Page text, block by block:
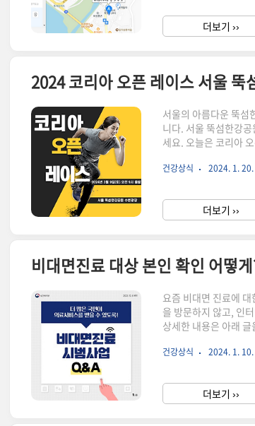
전국 벚꽃, 산수유, 진
선 진해 군항제와 광
더보기 ››
서울의 아름다운 뚝
니다. 서울 뚝섬한강
세요. 오늘은 코리아
잊지 마시고 지금 바로
시 출발 장소: 서울 뚝
신청하러가기 2024
건강상식 2024. 1. 20.
더보기 ››
비대면진료 대상 본인 확인 어떻
요즘 비대면 진료에
을 방문하지 않고, 인
상세한 내용은 아래
비대면진료 변경 사항
정안 비대면진료 예약
어 진료 절차에 대해
건강상식 2024. 1. 10.
더보기 ››